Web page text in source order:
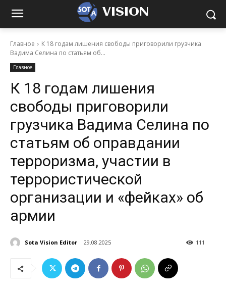
VISION
Главное
К 18 годам лишения свободы приговорили грузчика
Вадима Селина по статьям об...
Главное
К 18 годам лишения
свободы приговорили
грузчика Вадима Селина по
статьям об оправдании
терроризма, участии в
террористической
организации и «фейках» об
армии
Sota Vision Editor 29.08.2025 111